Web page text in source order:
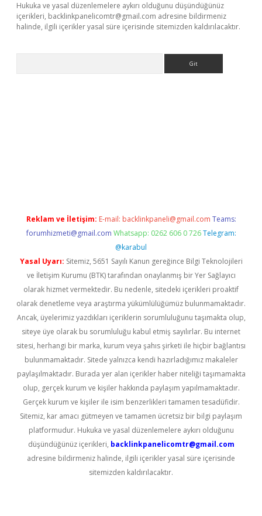
Hukuka ve yasal düzenlemelere aykırı olduğunu düşündüğünüz
içerikleri, backlinkpanelicomtr@gmail.com adresine bildirmeniz
halinde, ilgili içerikler yasal süre içerisinde sitemizden kaldırılacaktır.
Reklam ve İletişim: E-mail: backlinkpaneli@gmail.com Teams:
forumhizmeti@gmail.com Whatsapp: 0262 606 0 726 Telegram:
@karabul
Yasal Uyarı: Sitemiz, 5651 Sayılı Kanun gereğince Bilgi Teknolojileri
ve İletişim Kurumu (BTK) tarafından onaylanmış bir Yer Sağlayıcı
olarak hizmet vermektedir. Bu nedenle, sitedeki içerikleri proaktif
olarak denetleme veya araştırma yükümlülüğümüz bulunmamaktadır.
Ancak, üyelerimiz yazdıkları içeriklerin sorumluluğunu taşımakta olup,
siteye üye olarak bu sorumluluğu kabul etmiş sayılırlar. Bu internet
sitesi, herhangi bir marka, kurum veya şahıs şirketi ile hiçbir bağlantısı
bulunmamaktadır. Sitede yalnızca kendi hazırladığımız makaleler
paylaşılmaktadır. Burada yer alan içerikler haber niteliği taşımamakta
olup, gerçek kurum ve kişiler hakkında paylaşım yapılmamaktadır.
Gerçek kurum ve kişiler ile isim benzerlikleri tamamen tesadüfidir.
Sitemiz, kar amacı gütmeyen ve tamamen ücretsiz bir bilgi paylaşım
platformudur. Hukuka ve yasal düzenlemelere aykırı olduğunu
düşündüğünüz içerikleri, backlinkpanelicomtr@gmail.com
adresine bildirmeniz halinde, ilgili içerikler yasal süre içerisinde
sitemizden kaldırılacaktır.